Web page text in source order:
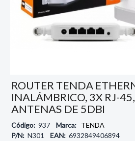
ROUTER TENDA
INALÁMBRICO, 3X RJ-
ANTENAS DE 5DBI
Código: 937 Marca: TENDA
P/N: N301 EAN: 6932849406894